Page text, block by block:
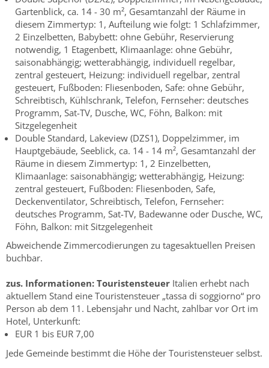
Gartenblick, ca. 14 - 30 m², Gesamtanzahl der Räume in
diesem Zimmertyp: 1, Aufteilung wie folgt: 1 Schlafzimmer,
2 Einzelbetten, Babybett: ohne Gebühr, Reservierung
notwendig, 1 Etagenbett, Klimaanlage: ohne Gebühr,
saisonabhängig; wetterabhängig, individuell regelbar,
zentral gesteuert, Heizung: individuell regelbar, zentral
gesteuert, Fußboden: Fliesenboden, Safe: ohne Gebühr,
Schreibtisch, Kühlschrank, Telefon, Fernseher: deutsches
Programm, Sat-TV, Dusche, WC, Föhn, Balkon: mit
Sitzgelegenheit
Double Standard, Lakeview (DZS1), Doppelzimmer, im
Hauptgebäude, Seeblick, ca. 14 - 14 m², Gesamtanzahl der
Räume in diesem Zimmertyp: 1, 2 Einzelbetten,
Klimaanlage: saisonabhängig; wetterabhängig, Heizung:
zentral gesteuert, Fußboden: Fliesenboden, Safe,
Deckenventilator, Schreibtisch, Telefon, Fernseher:
deutsches Programm, Sat-TV, Badewanne oder Dusche, WC,
Föhn, Balkon: mit Sitzgelegenheit
Abweichende Zimmercodierungen zu tagesaktuellen Preisen
buchbar.
zus. Informationen: Touristensteuer Italien erhebt nach
aktuellem Stand eine Touristensteuer „tassa di soggiorno“ pro
Person ab dem 11. Lebensjahr und Nacht, zahlbar vor Ort im
Hotel, Unterkunft:
EUR 1 bis EUR 7,00
Jede Gemeinde bestimmt die Höhe der Touristensteuer selbst.